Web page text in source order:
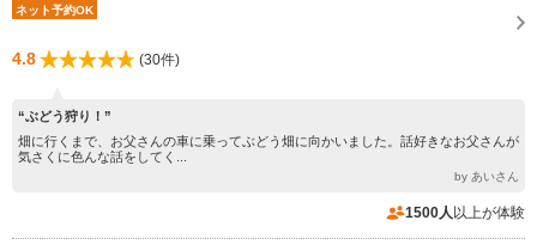
ネット予約OK
4.8 (30件)
“ぶどう狩り！”
畑に行くまで、お父さんの車に乗ってぶどう畑に向かいました。話好きなお父さんが
気さくに色んな話をしてく...
by あいさん
1500人 以上が体験